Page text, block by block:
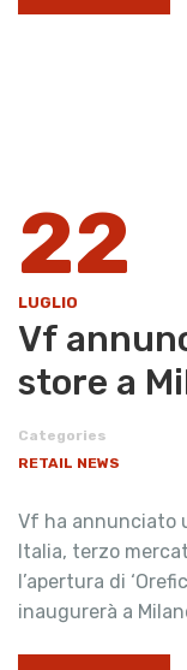
22
LUGLIO
Vf
store a
Categories
RETAIL NEWS
Vf ha annunciato
Italia, terzo
l’apertura di
inaugurerà a